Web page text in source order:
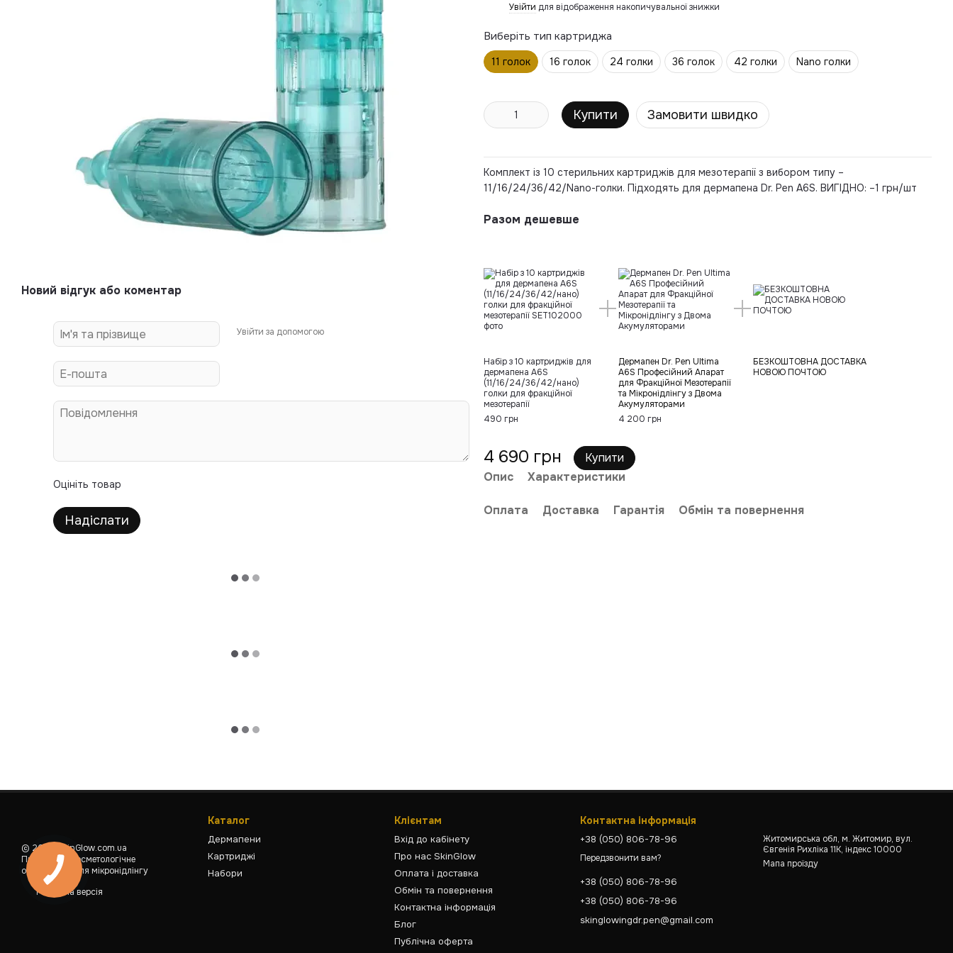
Новий відгук або коментар
Увійти за допомогою
Оцініть товар
Надіслати
Увійти для відображення накопичувальної знижки
Виберіть тип картриджа
11 голок 16 голок 24 голки 36 голок 42 голки Nano голки
Купити Замовити швидко
Комплект із 10 стерильних картриджів для мезотерапії з вибором типу –
11/16/24/36/42/Nano-голки. Підходять для дермапена Dr. Pen A6S. ВИГІДНО: –1 грн/шт
Разом дешевше
Набір з 10 картриджів для
дермапена A6S
(11/16/24/36/42/нано)
голки для фракційної
мезотерапії
490 грн
Дермапен Dr. Pen Ultima
A6S Професійний Апарат
для Фракційної Мезотерапії
та Мікронідлінгу з Двома
Акумуляторами
4 200 грн
БЕЗКОШТОВНА ДОСТАВКА
НОВОЮ ПОЧТОЮ
4 690 грн
Купити
Опис
Характеристики
Оплата Доставка Гарантія Обмін та повернення
© 2025 SkinGlow.com.ua
Професійне косметологічне
обладнання для мікронідлінгу
Мобільна версія
Каталог
Дермапени
Картриджі
Набори
Клієнтам
Вхід до кабінету
Про нас SkinGlow
Оплата і доставка
Обмін та повернення
Контактна інформація
Блог
Публічна оферта
Контактна інформація
+38 (050) 806-78-96
Передзвонити вам?
+38 (050) 806-78-96
+38 (050) 806-78-96
skinglowingdr.pen@gmail.com
Житомирська обл, м. Житомир, вул.
Євгенія Рихліка 11К, індекс 10000
Мапа проїзду